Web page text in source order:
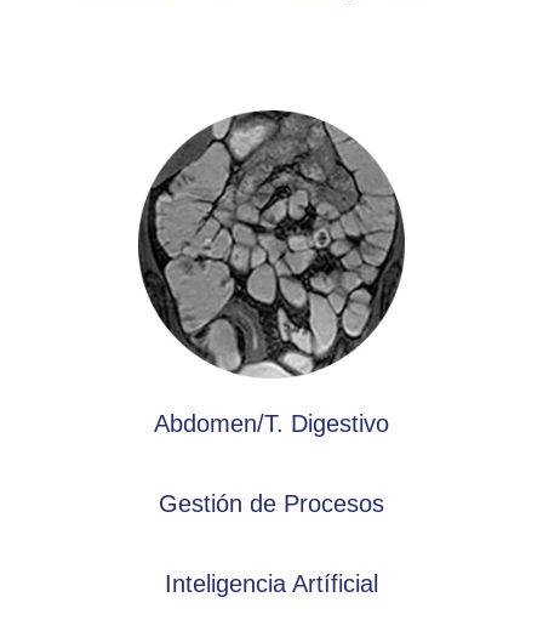
Abdomen/T. Digestivo
Gestión de Procesos
Inteligencia Artíficial